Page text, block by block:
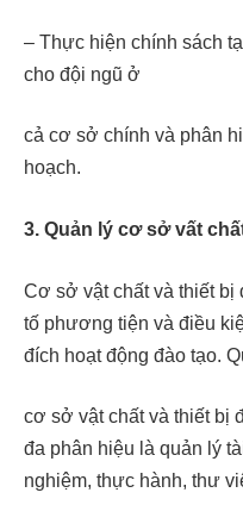
– Thực hiện chính sách
cho đội ngũ ở
cả cơ sở chính và phân
hoạch.
3. Quản lý cơ sở vất
Cơ sở vật chất và thiết bị
tố phương tiện và điều
đích hoạt động đào tạo.
cơ sở vật chất và thiết bị
đa phân hiệu là quản lý
nghiệm, thực hành, thư